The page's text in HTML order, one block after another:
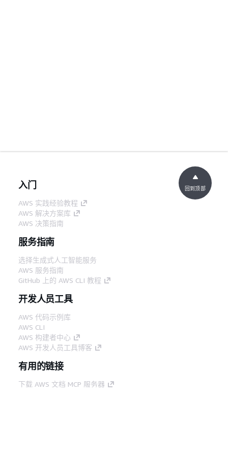
入门
AWS 实践经验教程
AWS 解决方案库
AWS 决策指南
服务指南
选择生成式人工智能服务
AWS 服务指南
GitHub 上的 AWS CLI 教程
开发人员工具
AWS 代码示例库
AWS CLI
AWS 构建者中心
AWS 开发人员工具博客
有用的链接
下载 AWS 文档 MCP 服务器
回到顶部